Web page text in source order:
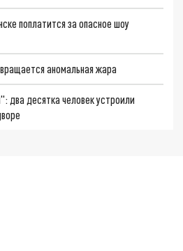
поплатится за опасное шоу
аномальная жара
два десятка человек устроили